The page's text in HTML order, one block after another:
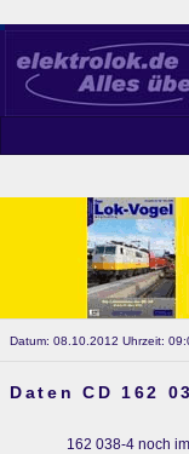
Datum: 08.10.2012 Uhrzeit:
Daten CD 162
162 038-4 noch